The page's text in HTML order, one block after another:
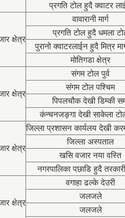
प्रगति टोल हुदै क्वाटर
क्षेत्र
वावारानी मार्ग
प्रगति टोल हुदै धमला
पुरानो क्वाटरलाईन हुदै मित्र
मोतिगडा क्षेत्र
क्षेत्र
संगम टोल पुर्व
संगम टोल पश्चिम
पिपलचौक देखी डिम्की
कंन्चनजङ्गा देखी साकेला
क्षेत्र
जिल्ला प्रशासन कार्यलय देखी
जिल्ला अस्पताल
खसि वजार नया वस्ति
नगरपालिका पछाडि हुदै
क्षेत्र
वगाहा ढल्के देउरी
जलजले
जलजले